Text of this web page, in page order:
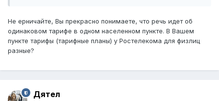
Не ерничайте, Вы прекрасно понимаете, что речь идет об
одинаковом тарифе в одном населенном пункте. В Вашем
пункте тарифы (тарифные планы) у Ростелекома для физлиц
разные?
Дятел